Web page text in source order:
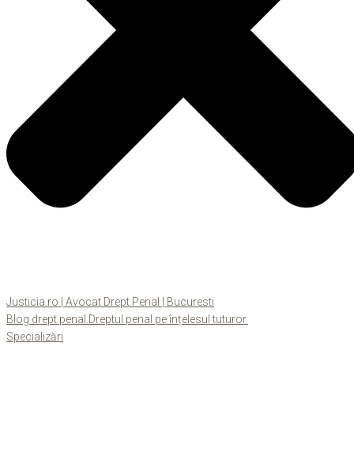
Justicia.ro | Avocat Drept Penal | Bucuresti
Blog drept penal.Dreptul penal pe înțelesul tuturor.
Specializări